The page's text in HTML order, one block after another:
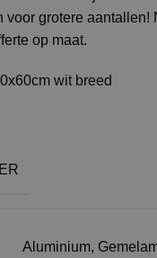
voor grotere aantallen!
op maat.
wit breed
Aluminium,